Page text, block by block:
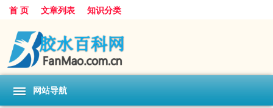
首 页 文章列表 知识分类
网站导航